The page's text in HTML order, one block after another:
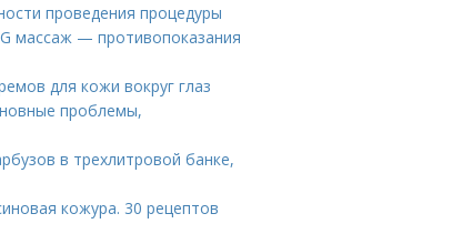
проведения процедуры
массаж — противопоказания
для кожи вокруг глаз
проблемы,
в трехлитровой банке,
кожура. 30 рецептов